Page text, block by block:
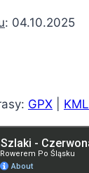
: 04.10.2025
GPX KML